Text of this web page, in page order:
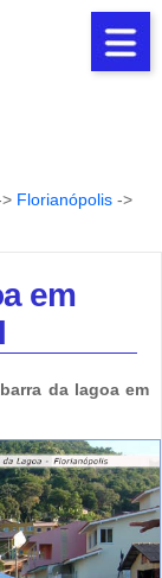
Florianópolis ->
em
da lagoa em